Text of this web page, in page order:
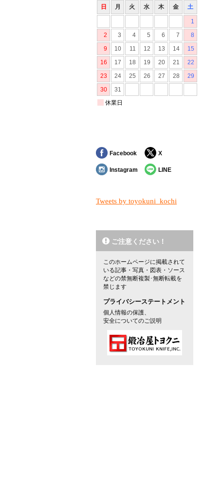
Facebook X
Instagram LINE
Tweets by toyokuni_kochi
ご注意ください！
このホームページに掲載されて
いる記事・写真・図表・ソース
などの禁無断複製･無断転載を
禁じます
プライバシーステートメント
個人情報の保護、
安全についてのご説明